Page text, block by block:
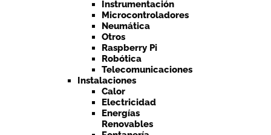
Instrumentación
Microcontroladores
Neumática
Otros
Raspberry Pi
Robótica
Telecomunicaciones
Instalaciones
Calor
Electricidad
Energías
Renovables